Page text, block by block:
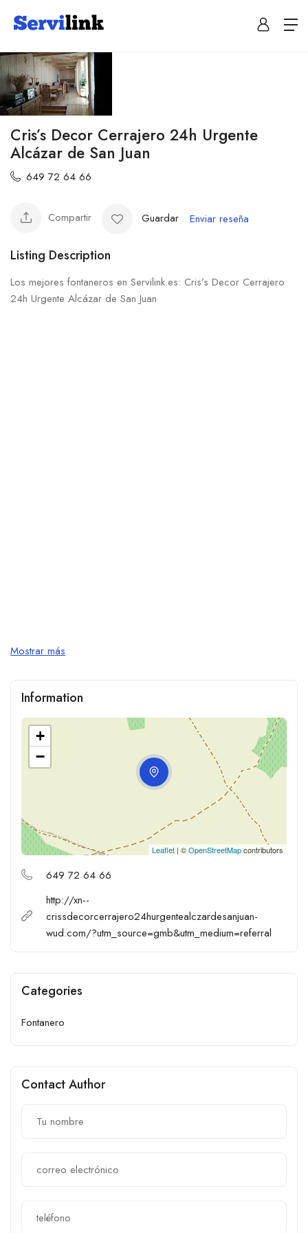
Cris’s Decor Cerrajero 24h Urgente
Alcázar de San Juan
649 72 64 66
Compartir Guardar Enviar reseña
Listing Description
Los mejores fontaneros en Servilink.es: Cris’s Decor Cerrajero
24h Urgente Alcázar de San Juan
Mostrar más
Information
+
−
Leaflet | ©OpenStreetMapcontributors
649 72 64 66
http://xn--
crissdecorcerrajero24hurgentealczardesanjuan-
wud.com/?utm_source=gmb&utm_medium=referral
Categories
Fontanero
Contact Author